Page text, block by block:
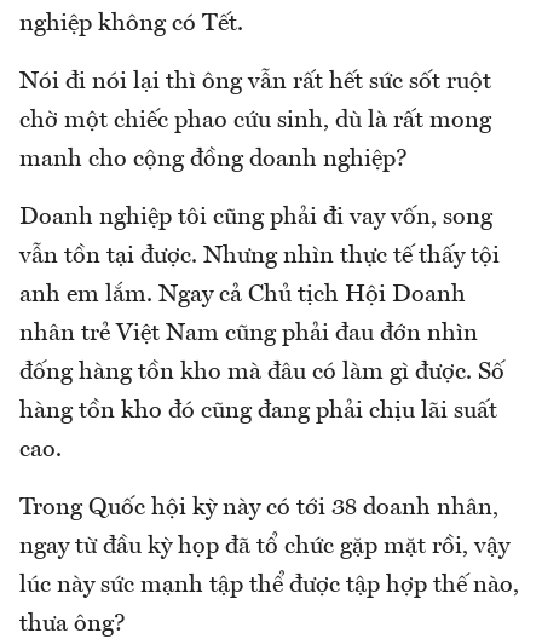
nghiệp không có Tết.
Nói đi nói lại thì ông vẫn rất hết sức sốt ruột
chờ một chiếc phao cứu sinh, dù là rất mong
manh cho cộng đồng doanh nghiệp?
Doanh nghiệp tôi cũng phải đi vay vốn, song
vẫn tồn tại được. Nhưng nhìn thực tế thấy tội
anh em lắm. Ngay cả Chủ tịch Hội Doanh
nhân trẻ Việt Nam cũng phải đau đớn nhìn
đống hàng tồn kho mà đâu có làm gì được. Số
hàng tồn kho đó cũng đang phải chịu lãi suất
cao.
Trong Quốc hội kỳ này có tới 38 doanh nhân,
ngay từ đầu kỳ họp đã tổ chức gặp mặt rồi, vậy
lúc này sức mạnh tập thể được tập hợp thế nào,
thưa ông?